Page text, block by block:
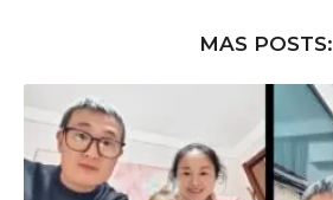
MAS POSTS: